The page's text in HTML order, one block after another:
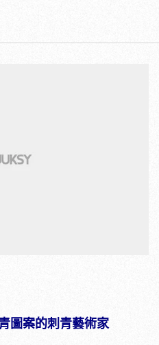
圖案的刺青藝術家